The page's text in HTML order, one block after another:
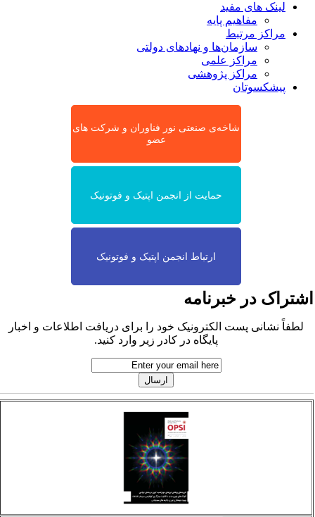
لینک های مفید
مفاهیم پایه
مراکز مرتبط
سازمان‌ها و نهادهای دولتی
مراکز علمی
مراکز پژوهشی
پیشکسوتان
شاخه‌ی صنعتی نور فناوران و شرکت های
عضو
حمایت از انجمن اپتیک و فوتونیک
ارتباط انجمن اپتیک و فوتونیک
در خبرنامه
لطفاً نشانی پست الکترونیک خود را برای دریافت اطلاعات و اخبار
پایگاه در کادر زیر وارد کنید.